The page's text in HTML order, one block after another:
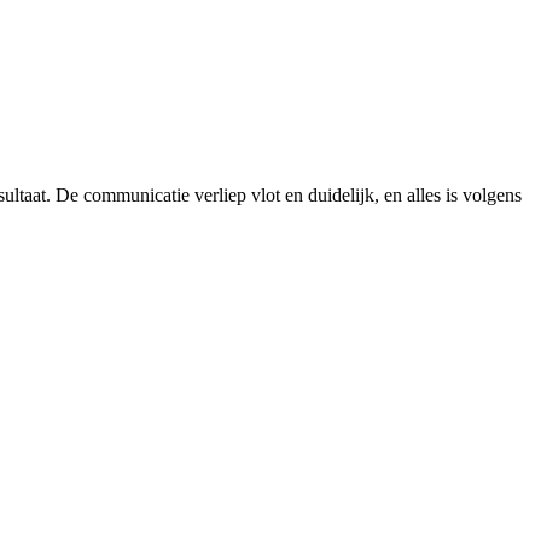
De communicatie verliep vlot en duidelijk, en alles is volgens